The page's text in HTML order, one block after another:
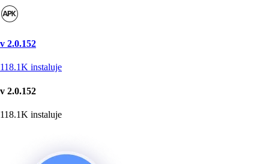
v 2.0.152
118.1K instaluje
v 2.0.152
118.1K instaluje